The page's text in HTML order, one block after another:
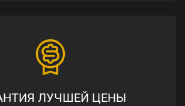
ЛУЧШЕЙ ЦЕНЫ